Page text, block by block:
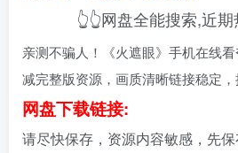
👆👆网盘全能搜索,近期
亲测不骗人！《火遮眼》手机在线
减完整版资源，画质清晰链接稳定，
网盘下载链接:
请尽快保存，资源内容敏感，先